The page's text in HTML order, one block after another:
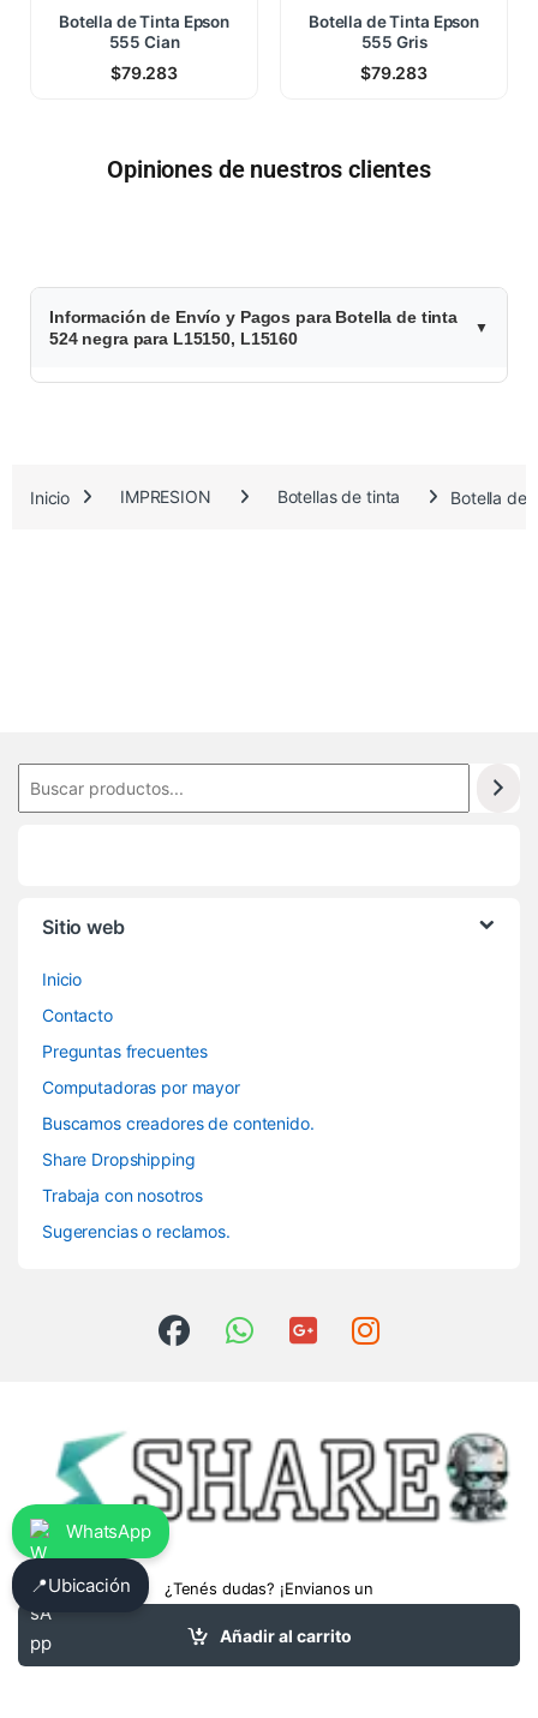
Añadir al carrito
Botella de Tinta Epson
555 Cian
$79.283
Botella de Tinta Epson
555 Gris
$79.283
Opiniones de nuestros clientes
$
4
8
1
Información de Envío y Pagos para Botella de tinta
524 negra para L15150, L15160
Inicio IMPRESION Botellas de tinta Botella de
Sitio web
Inicio
Contacto
Preguntas frecuentes
Computadoras por mayor
Buscamos creadores de contenido.
Share Dropshipping
Trabaja con nosotros
Sugerencias o reclamos.
¿Tenés dudas? ¡Envianos un
whatsapp!
3413475962
WhatsApp
📍Ubicación